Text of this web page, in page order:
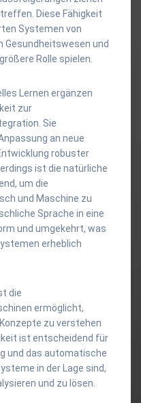
Diese Fähigkeit
Systemen von
Gesundheitswesen und
Rolle spielen.
Lernen ergänzen
zur
Sie
an neue
robuster
ist die natürliche
um die
und Maschine zu
Sprache in eine
und umgekehrt, was
erheblich
die
ermöglicht,
zu verstehen
ist entscheidend für
und das automatische
in der Lage sind,
und zu lösen.